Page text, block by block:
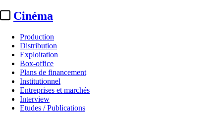
Cinéma
Production
Distribution
Exploitation
Box-office
Plans de financement
Institutionnel
Entreprises et marchés
Interview
Etudes / Publications